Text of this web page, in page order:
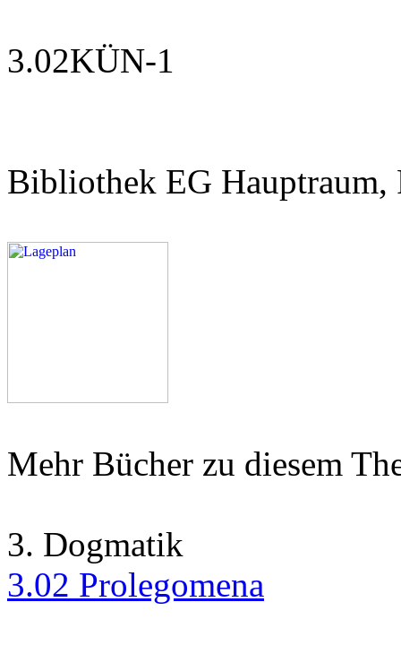
3.02KÜN-1
Bibliothek EG Hauptraum,
Mehr Bücher zu diesem
3. Dogmatik
3.02 Prolegomena